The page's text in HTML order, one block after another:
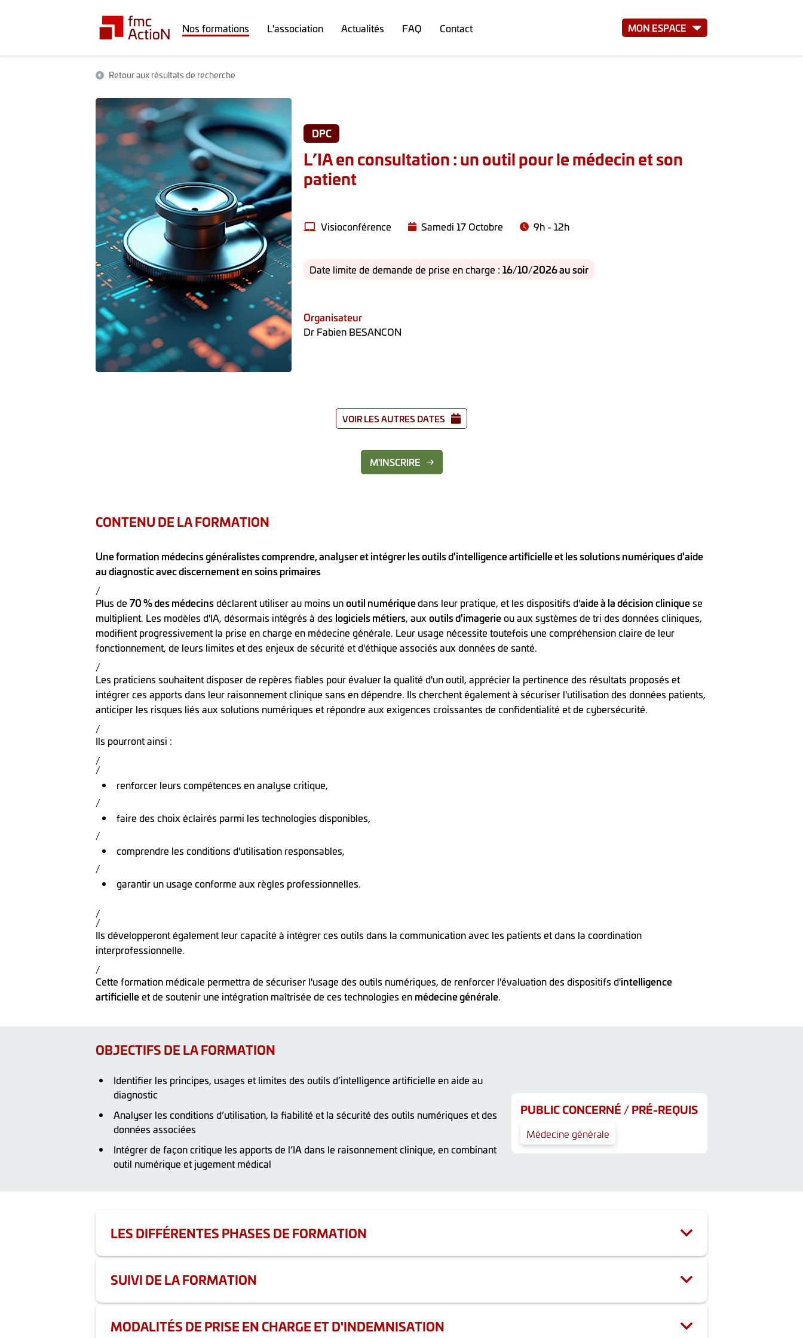
Nos formations L'association Actualités FAQ Contact MON ESPACE
Retour aux résultats de recherche
DPC
L’IA en consultation : un outil pour le médecin et son
patient
Visioconférence Samedi 17 Octobre 9h - 12h
Date limite de demande de prise en charge : 16/10/2026 au soir
Organisateur
Dr Fabien BESANCON
VOIR LES AUTRES DATES
M'INSCRIRE
CONTENU DE LA FORMATION
Une formation médecins généralistes comprendre, analyser et intégrer les outils d'intelligence artificielle et les solutions numériques d'aide
au diagnostic avec discernement en soins primaires
/
Plus de 70 % des médecinsdéclarent utiliser au moins unoutil numériquedans leur pratique, et les dispositifs d'aide à la décision cliniquese
multiplient. Les modèles d'IA, désormais intégrés à des logiciels métiers, aux outils d'imagerieou aux systèmes de tri des données cliniques,
modifient progressivement la prise en charge en médecine générale. Leur usage nécessite toutefois une compréhension claire de leur
fonctionnement, de leurs limites et des enjeux de sécurité et d'éthique associés aux données de santé.
/
Les praticiens souhaitent disposer de repères fiables pour évaluer la qualité d'un outil, apprécier la pertinence des résultats proposés et
intégrer ces apports dans leur raisonnement clinique sans en dépendre. Ils cherchent également à sécuriser l'utilisation des données patients,
anticiper les risques liés aux solutions numériques et répondre aux exigences croissantes de confidentialité et de cybersécurité.
/
Ils pourront ainsi :
/
/
renforcer leurs compétences en analyse critique,
/
faire des choix éclairés parmi les technologies disponibles,
/
comprendre les conditions d'utilisation responsables,
/
garantir un usage conforme aux règles professionnelles.
/
/
Ils développeront également leur capacité à intégrer ces outils dans la communication avec les patients et dans la coordination
interprofessionnelle.
/
Cette formation médicale permettra de sécuriser l'usage des outils numériques, de renforcer l'évaluation des dispositifs d'intelligence
artificielleet de soutenir une intégration maîtrisée de ces technologies en médecine générale.
OBJECTIFS DE LA FORMATION
Identifier les principes, usages et limites des outils d’intelligence artificielle en aide au
diagnostic
Analyser les conditions d’utilisation, la fiabilité et la sécurité des outils numériques et des
données associées
Intégrer de façon critique les apports de l’IA dans le raisonnement clinique, en combinant
outil numérique et jugement médical
PUBLIC CONCERNÉ / PRÉ-REQUIS
Médecine générale
LES DIFFÉRENTES PHASES DE FORMATION
Phase 1 - 3h FC -
SUIVI DE LA FORMATION
Un référent handicap est disponible si besoin. Pour être mis en relation, veuillez nous le signaler par téléphone au 03.88.37.25.25 ou
MODALITÉS DE PRISE EN CHARGE ET D'INDEMNISATION